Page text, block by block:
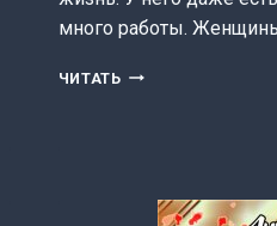
много работы.
ЧИТАТЬ РОЖДЕСТВЕНСКИЙ